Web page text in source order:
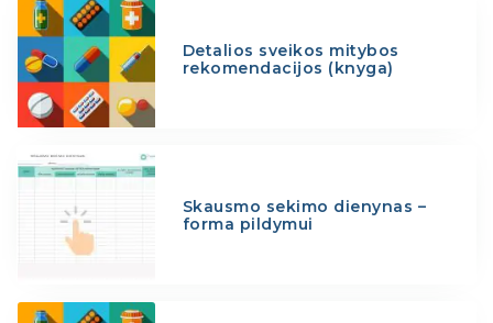
Detalios sveikos mitybos
rekomendacijos (knyga)
Skausmo sekimo dienynas –
forma pildymui